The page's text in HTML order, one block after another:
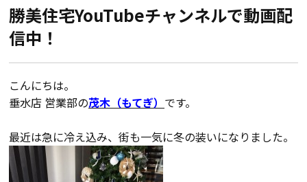
HOME
物件検索
分譲モデルハウス
勝美住宅YouTubeチャンネルで動画配
信中！
こんにちは。
垂水店 営業部の茂木（もてぎ） です。
最近は急に冷え込み、街も一気に冬の装いになりました。